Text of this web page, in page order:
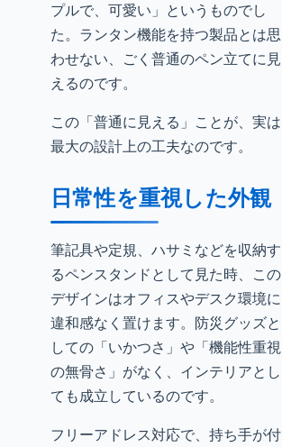
プルで、可愛い」というものでし
た。ランタン機能を持つ製品とは思
わせない、ごく普通のペン立てに見
えるのです。
この「普通に見える」ことが、実は
最大の設計上の工夫なのです。
日常性を重視した外観
筆記具や定規、ハサミなどを収納す
るペンスタンドとして見た時、この
デザインはオフィスやデスク環境に
違和感なく置けます。防災グッズと
しての「いかつさ」や「機能性重視
の無骨さ」がなく、インテリアとし
ても成立しているのです。
フリーアドレス対応で、持ち手が付